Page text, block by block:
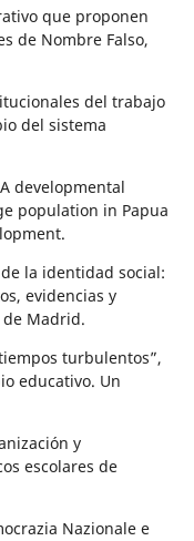
que proponen
de Nombre Falso,
del trabajo
del sistema
developmental
population in Papua
la identidad social:
evidencias y
Madrid.
turbulentos”,
educativo. Un
y
escolares de
Nazionale e